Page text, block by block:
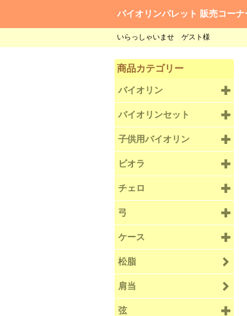
バイオリンパレット 販売コーナ
いらっしゃいませ ゲスト様
商品カテゴリー
バイオリン
バイオリンセット
子供用バイオリン
ビオラ
チェロ
弓
ケース
松脂
肩当
弦